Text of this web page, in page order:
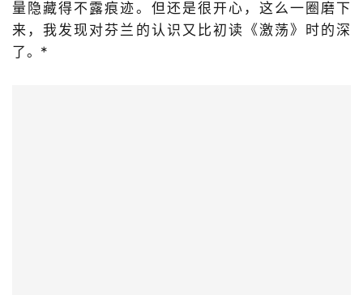
量隐藏得不露痕迹。但还是很开心，这么一圈磨下
来，我发现对芬兰的认识又比初读《激荡》时的深
了。*